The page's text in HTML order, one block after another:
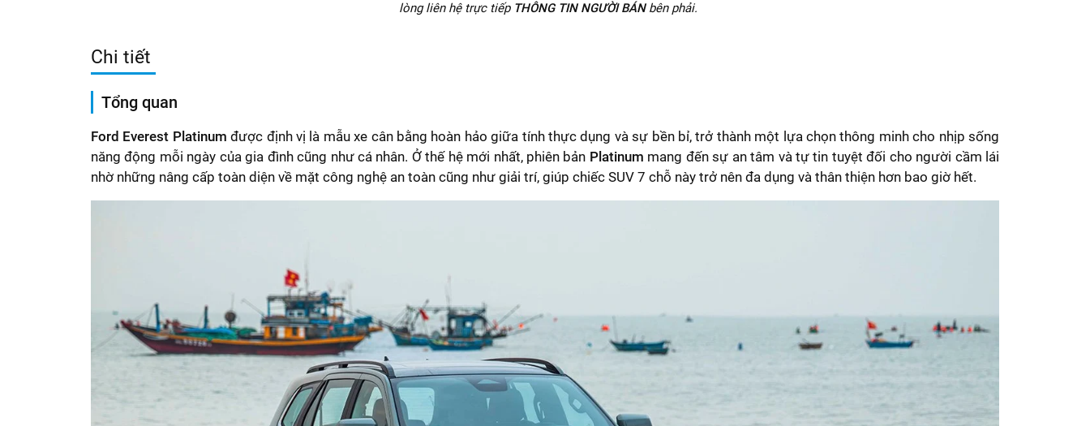
lòng liên hệ trực tiếp THÔNG TIN NGƯỜI BÁNbên phải.
Chi tiết
Tổng quan
Ford Everest Platinum được định vị là mẫu xe cân bằng hoàn hảo giữa tính thực dụng và sự bền bỉ, trở thành một lựa chọn thông minh cho nhịp sống
năng động mỗi ngày của gia đình cũng như cá nhân. Ở thế hệ mới nhất, phiên bản Platinum mang đến sự an tâm và tự tin tuyệt đối cho người cầm lái
nhờ những nâng cấp toàn diện về mặt công nghệ an toàn cũng như giải trí, giúp chiếc SUV 7 chỗ này trở nên đa dụng và thân thiện hơn bao giờ hết.